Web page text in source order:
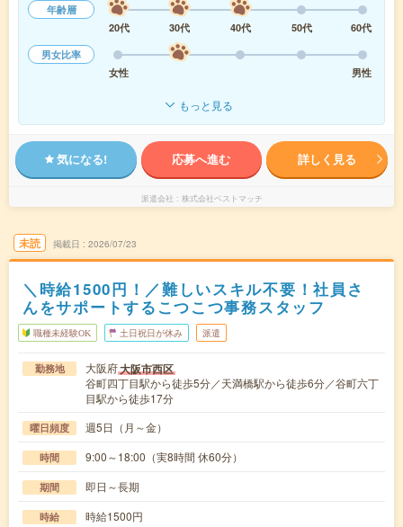
年齢層
20代
30代 40代 50代
60代
男女比率
女性
男性
もっと見る
気になる! 応募へ進む 詳しく見る
派遣会社 株式会社ベストマッチ
未読 掲載日 2026/07/23
＼時給1500円！／難しいスキル不要！社員さ
んをサポートするこつこつ事務スタッフ
職種未経験OK 土日祝日が休み 派遣
勤務地 大阪府大阪市西区
谷町四丁目駅から徒歩5分／天満橋駅から徒歩6分／谷町六丁
目駅から徒歩17分
曜日頻度 週5日（月～金）
時間 9:00～18:00（実8時間 休60分）
期間 即日～長期
時給 時給1500円